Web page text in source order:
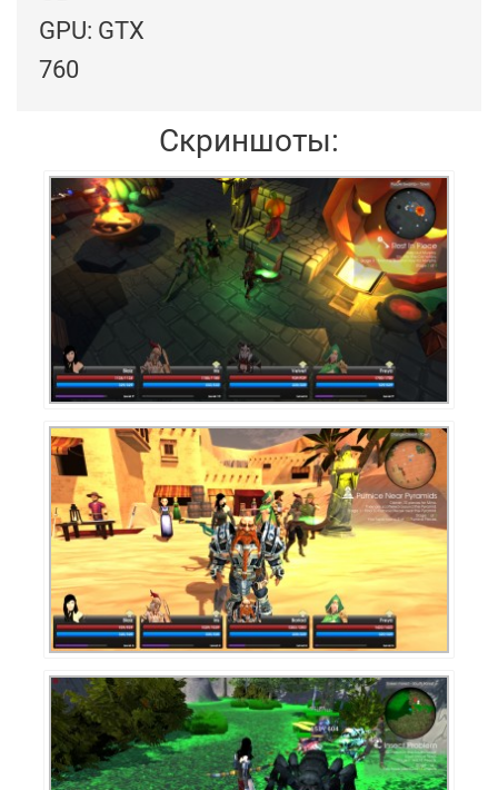
GPU: GTX
760
Скриншоты: